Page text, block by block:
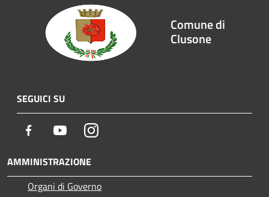
Comune di
Clusone
SEGUICI SU
Facebook YoutubeInstagram
AMMINISTRAZIONE
Organi di Governo